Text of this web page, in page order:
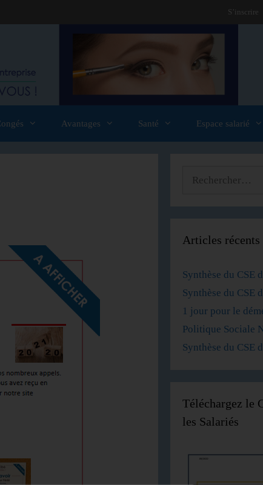
S’inscrire
Avantages Santé Espace salarié
Articles récents
Synthèse du CSE
Synthèse du CSE
1 jour pour le
Politique Sociale
Synthèse du CSE
Téléchargez le
les Salariés